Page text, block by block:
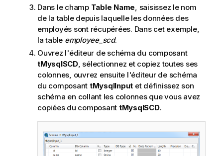
Dans le champ Table Name, saisissez le nom
de la table depuis laquelle les données des
employés sont récupérées. Dans cet exemple,
la table employee_scd.
Ouvrez l'éditeur de schéma du composant
tMysqlSCD, sélectionnez et copiez toutes ses
colonnes, ouvrez ensuite l'éditeur de schéma
du composant tMysqlInput et définissez son
schéma en collant les colonnes que vous avez
copiées du composant tMysqlSCD.